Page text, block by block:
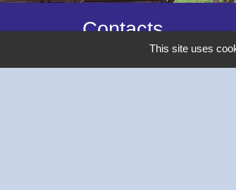
Contacts
This site uses